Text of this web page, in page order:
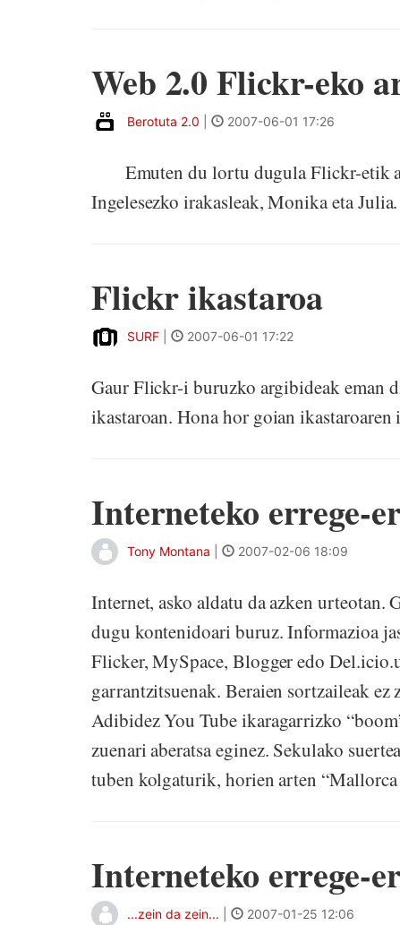
Web 2.0 Flickr-eko
Berotuta 2.0 2007-06-01 17:26
Emuten du lortu dugula Flickr-etik
Ingelesezko irakasleak, Monika eta
Flickr ikastaroa
SURF 2007-06-01 17:22
Gaur Flickr-i buruzko argibideak eman
ikastaroan. Hona hor goian
Interneteko errege-
Tony Montana 2007-02-06 18:09
Internet, asko aldatu da azken urteotan.
dugu kontenidoari buruz. Informazioa
Flicker, MySpace, Blogger edo
garrantzitsuenak. Beraien sortzaileak
Adibidez You Tube ikaragarrizko
zuenari aberatsa eginez. Sekulako
tuben kolgaturik, horien arten
Interneteko errege-
...zein da zein... 2007-01-25 12:06